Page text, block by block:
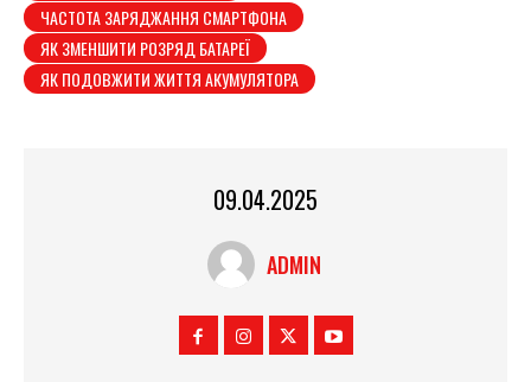
ЧАСТОТА ЗАРЯДЖАННЯ СМАРТФОНА
ЯК ЗМЕНШИТИ РОЗРЯД БАТАРЕЇ
ЯК ПОДОВЖИТИ ЖИТТЯ АКУМУЛЯТОРА
09.04.2025
ADMIN